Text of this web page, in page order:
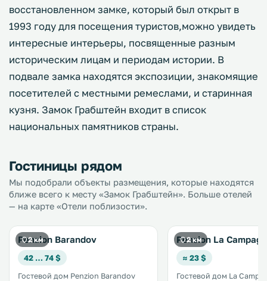
восстановленном замке, который был открыт в
1993 году для посещения туристов,можно увидеть
интересные интерьеры, посвященные разным
историческим лицам и периодам истории. В
подвале замка находятся экспозиции, знакомящие
посетителей с местными ремеслами, и старинная
кузня. Замок Грабштейн входит в список
национальных памятников страны.
Гостиницы рядом
Мы подобрали объекты размещения, которые находятся
ближе всего к месту «Замок Грабштейн». Больше отелей
— на карте «Отели поблизости».
2 км
Penzion Barandov
42 … 74 $
Гостевой дом Penzion Barandov
2 км
Pension La
≈ 23 $
Гостевой дом La